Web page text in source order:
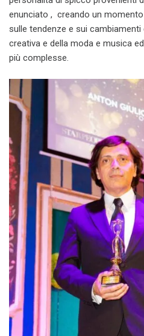
enunciato , creando un
sulle tendenze e sui
creativa e della moda e musica
più complesse.